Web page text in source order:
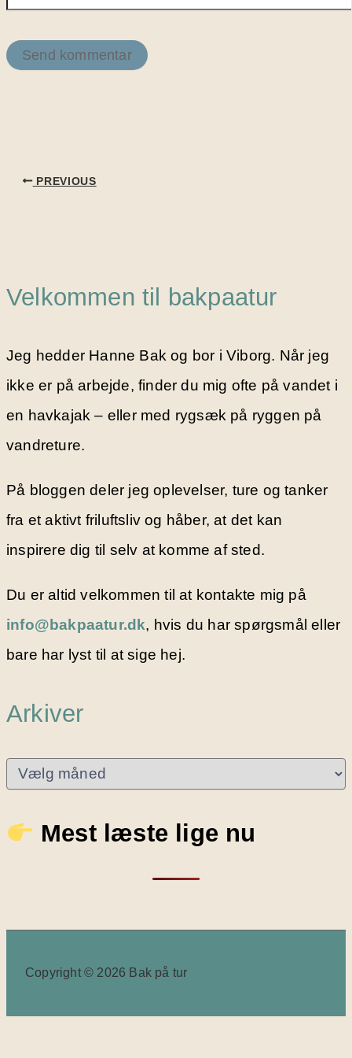
PREVIOUS
Velkommen til bakpaatur
Jeg hedder Hanne Bak og bor i Viborg. Når jeg
ikke er på arbejde, finder du mig ofte på vandet i
en havkajak – eller med rygsæk på ryggen på
vandreture.
På bloggen deler jeg oplevelser, ture og tanker
fra et aktivt friluftsliv og håber, at det kan
inspirere dig til selv at komme af sted.
Du er altid velkommen til at kontakte mig på
info@bakpaatur.dk, hvis du har spørgsmål eller
bare har lyst til at sige hej.
Arkiver
v
e
Mest læste lige nu
Copyright © 2026 Bak på tur